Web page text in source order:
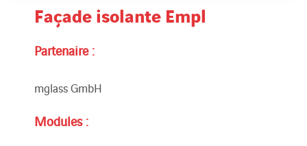
Façade isolante Empl
Partenaire :
mglass GmbH
Modules :